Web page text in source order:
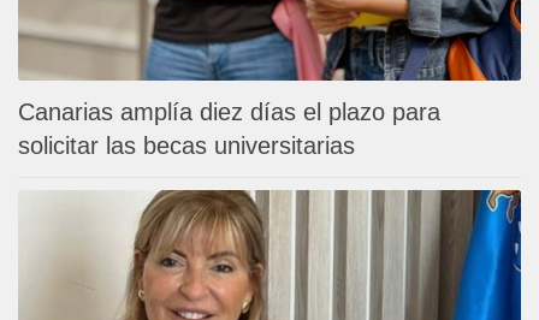
Canarias amplía diez días el plazo para
solicitar las becas universitarias